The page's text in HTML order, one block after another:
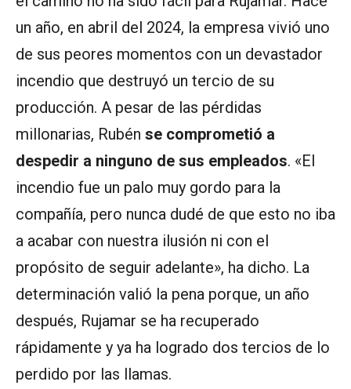
un año, en abril del 2024, la empresa vivió uno
de sus peores momentos con un devastador
incendio que destruyó un tercio de su
producción. A pesar de las pérdidas
millonarias, Rubén se comprometió a
despedir a ninguno de sus empleados. «El
incendio fue un palo muy gordo para la
compañía, pero nunca dudé de que esto no iba
a acabar con nuestra ilusión ni con el
propósito de seguir adelante», ha dicho. La
determinación valió la pena porque, un año
después, Rujamar se ha recuperado
rápidamente y ya ha logrado dos tercios de lo
perdido por las llamas.